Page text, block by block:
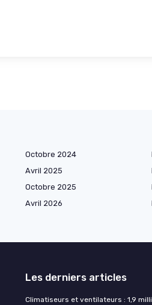
Octobre 2024
Avril 2025
Octobre 2025
Avril 2026
Les derniers articles
Climatiseurs et ventilateurs : 1,9